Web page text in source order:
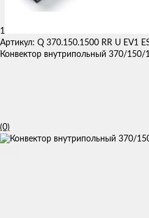
1
Артикул: Q 370.150.1500 RR U EV1
Конвектор внутрипольный 370/150/
(0)